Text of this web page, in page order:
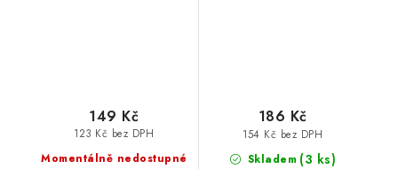
Momentálně nedostupné
123 Kč bez DPH
149 Kč
Skladem (3 ks)
154 Kč bez DPH
186 Kč